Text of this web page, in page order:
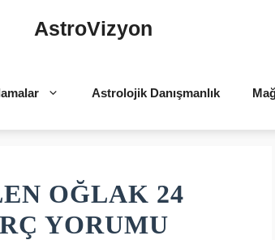
AstroVizyon
Astrolojik Danışmanlık
OĞLAK 24
YORUMU